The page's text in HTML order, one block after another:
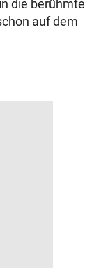
die berühmte
auf dem